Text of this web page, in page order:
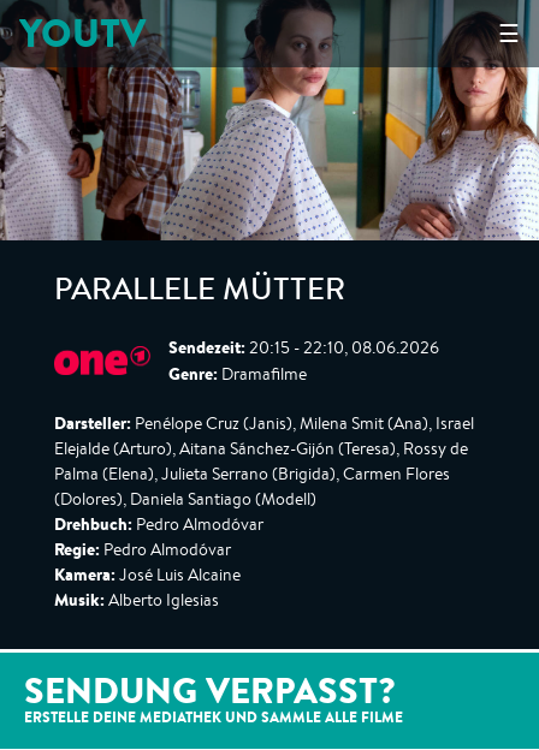
☰
YOUTV
PARALLELE MÜTTER
Sendezeit: 20:15 - 22:10, 08.06.2026
Genre: Dramafilme
Darsteller: Penélope Cruz (Janis), Milena Smit (Ana), Israel
Elejalde (Arturo), Aitana Sánchez-Gijón (Teresa), Rossy de
Palma (Elena), Julieta Serrano (Brigida), Carmen Flores
(Dolores), Daniela Santiago (Modell)
Drehbuch: Pedro Almodóvar
Regie: Pedro Almodóvar
Kamera: José Luis Alcaine
Musik: Alberto Iglesias
SENDUNG VERPASST?
ERSTELLE DEINE MEDIATHEK UND SAMMLE ALLE FILME